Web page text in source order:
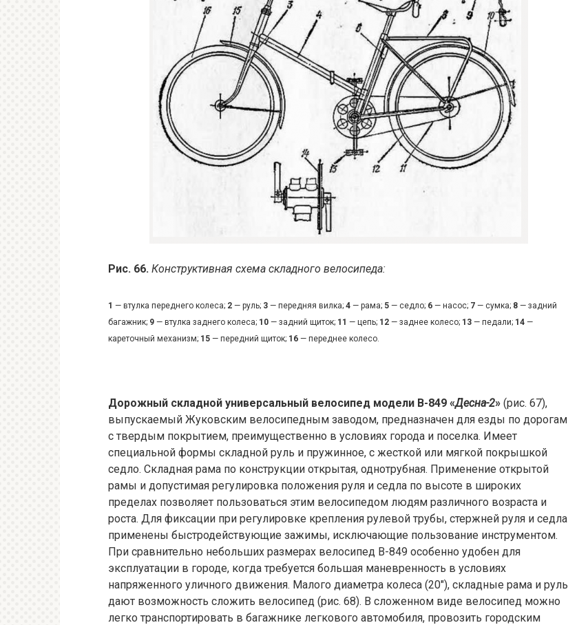
Рис. 66. Конструктивная схема складного велосипеда:
1 — втулка переднего колеса; 2 — руль; 3 — передняя вилка; 4 — рама; 5 — седло; 6 — насос; 7 — сумка; 8 — задний
багажник; 9 — втулка заднего колеса; 10 — задний щиток; 11 — цепь; 12 — заднее колесо; 13 — педали; 14 —
кареточный механизм; 15 — передний щиток; 16 — переднее колесо.
Дорожный складной универсальный велосипед модели В-849 «Десна-2» (рис. 67),
выпускаемый Жуковским велосипедным заводом, предназначен для езды по дорогам
с твердым покрытием, преимущественно в условиях города и поселка. Имеет
специальной формы складной руль и пружинное, с жесткой или мягкой покрышкой
седло. Складная рама по конструкции открытая, однотрубная. Применение открытой
рамы и допустимая регулировка положения руля и седла по высоте в широких
пределах позволяет пользоваться этим велосипедом людям различного возраста и
роста. Для фиксации при регулировке крепления рулевой трубы, стержней руля и седла
применены быстродействующие зажимы, исключающие пользование инструментом.
При сравнительно небольших размерах велосипед В-849 особенно удобен для
эксплуатации в городе, когда требуется большая маневренность в условиях
напряженного уличного движения. Малого диаметра колеса (20″), складные рама и руль
дают возможность сложить велосипед (рис. 68). В сложенном виде велосипед можно
легко транспортировать в багажнике легкового автомобиля, провозить городским